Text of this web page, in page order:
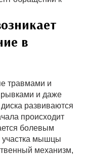
в
травмами и
и даже
развиваются
происходит
болевым
участка мышцы
механизм,